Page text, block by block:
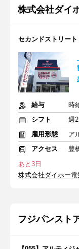
株式会社ダイ
セカンドストリー
給与
時
シフト
雇用形態
ア
アクセス
豊
あと3日
株式会社ダイホー
フジパンスト